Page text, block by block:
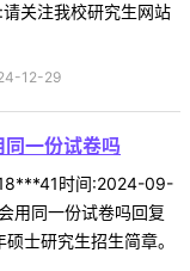
关注我校研究生网站
12-29
一份试卷吗
时间:2024-09-
用同一份试卷吗回复
士研究生招生简章。